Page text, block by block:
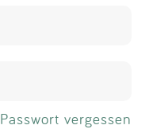
Passwort vergessen